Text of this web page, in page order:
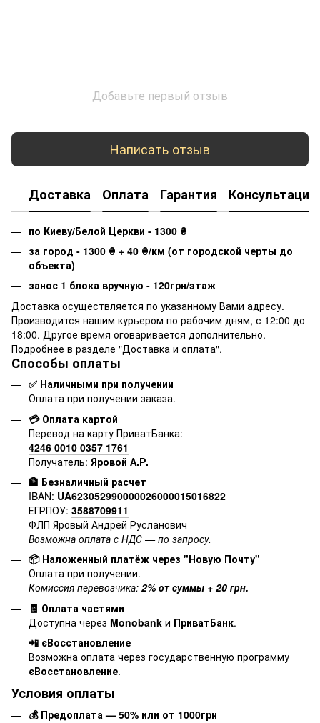
Добавьте первый отзыв
Написать отзыв
Доставка Оплата Гарантия Консультация
по Киеву/Белой Церкви - 1300 ₴
за город - 1300 ₴ + 40 ₴/км (от городской черты до
объекта)
занос 1 блока вручную - 120грн/этаж
Доставка осуществляется по указанному Вами адресу.
Производится нашим курьером по рабочим дням, с 12:00 до
18:00. Другое время оговаривается дополнительно.
Подробнее в разделе "Доставка и оплата".
Способы оплаты
✅ Наличными при получении
Оплата при получении заказа.
💳 Оплата картой
Перевод на карту ПриватБанка:
4246 0010 0357 1761
Получатель: Яровой А.Р.
🏦 Безналичный расчет
IBAN: UA623052990000026000015016822
ЕГРПОУ: 3588709911
ФЛП Яровый Андрей Русланович
Возможна оплата с НДС — по запросу.
📦 Наложенный платёж через "Новую Почту"
Оплата при получении.
Комиссия перевозчика: 2% от суммы + 20 грн.
🧾 Оплата частями
Доступна через Monobank и ПриватБанк.
📲 єВосстановление
Возможна оплата через государственную программу
єВосстановление.
Условия оплаты
💰 Предоплата — 50% или от 1000грн